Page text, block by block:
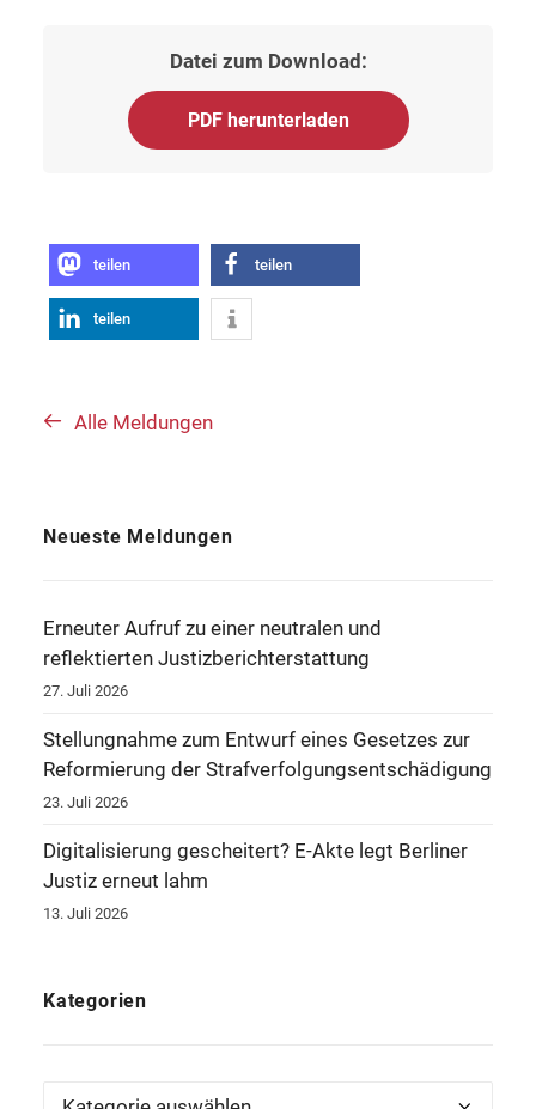
Datei zum Download:
PDF herunterladen
teilen teilen
teilen
Alle Meldungen
Neueste Meldungen
Erneuter Aufruf zu einer neutralen und
reflektierten Justizberichterstattung
27. Juli 2026
Stellungnahme zum Entwurf eines Gesetzes zur
Reformierung der Strafverfolgungsentschädigung
23. Juli 2026
Digitalisierung gescheitert? E-Akte legt Berliner
Justiz erneut lahm
13. Juli 2026
Kategorien
Kategorien